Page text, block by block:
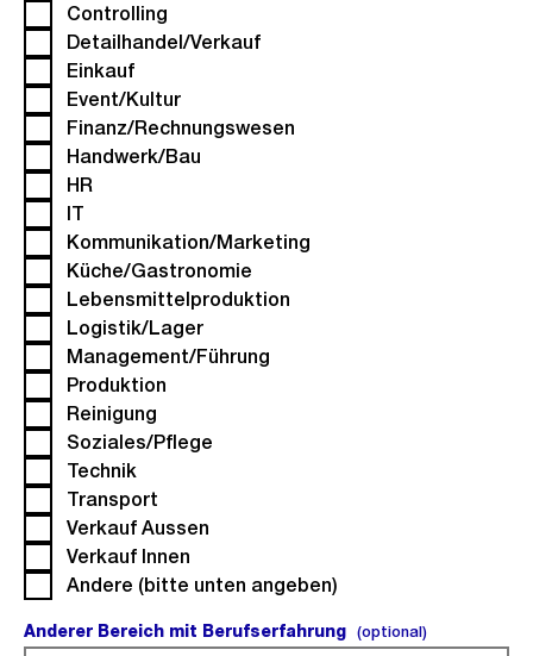
Controlling
Detailhandel/Verkauf
Einkauf
Event/Kultur
Finanz/Rechnungswesen
Handwerk/Bau
HR
IT
Kommunikation/Marketing
Küche/Gastronomie
Lebensmittelproduktion
Logistik/Lager
Management/Führung
Produktion
Reinigung
Soziales/Pflege
Technik
Transport
Verkauf Aussen
Verkauf Innen
Andere (bitte unten angeben)
Anderer Bereich mit Berufserfahrung (optional)(optional).